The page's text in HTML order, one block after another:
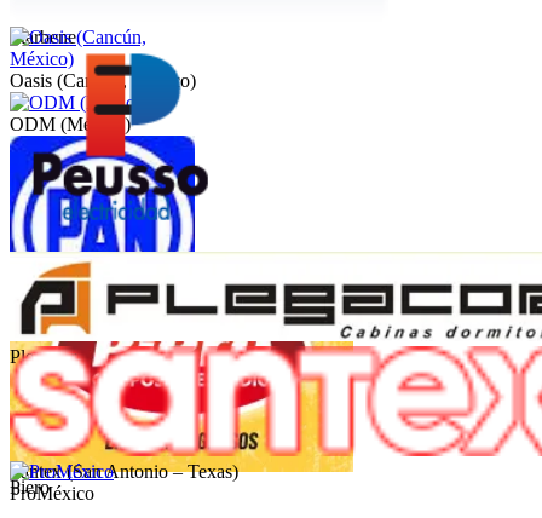
Starbene
Oasis (Cancún, México)
ODM (México)
PAN (México)
Peusso
Piero
Plegacor
Santex (San Antonio – Texas)
ProMéxico